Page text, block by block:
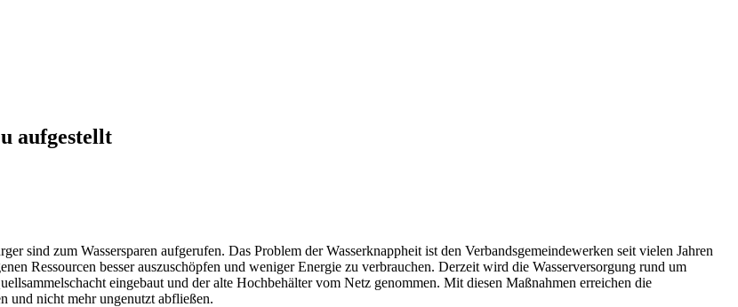
aufgestellt
sind zum Wassersparen aufgerufen. Das Problem der Wasserknappheit ist den Verbandsgemeindewerken seit vielen Jahren
Ressourcen besser auszuschöpfen und weniger Energie zu verbrauchen. Derzeit wird die Wasserversorgung rund um
eingebaut und der alte Hochbehälter vom Netz genommen. Mit diesen Maßnahmen erreichen die
und nicht mehr ungenutzt abfließen.